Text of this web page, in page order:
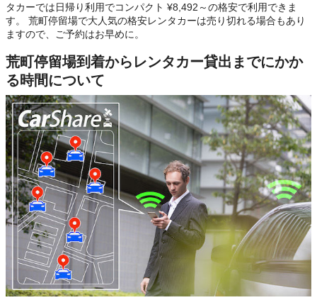
タカーでは日帰り利用でコンパクト ¥8,492～の格安で利用できま
す。 荒町停留場で大人気の格安レンタカーは売り切れる場合もあり
ますので、ご予約はお早めに。
荒町停留場到着からレンタカー貸出までにかか
る時間について